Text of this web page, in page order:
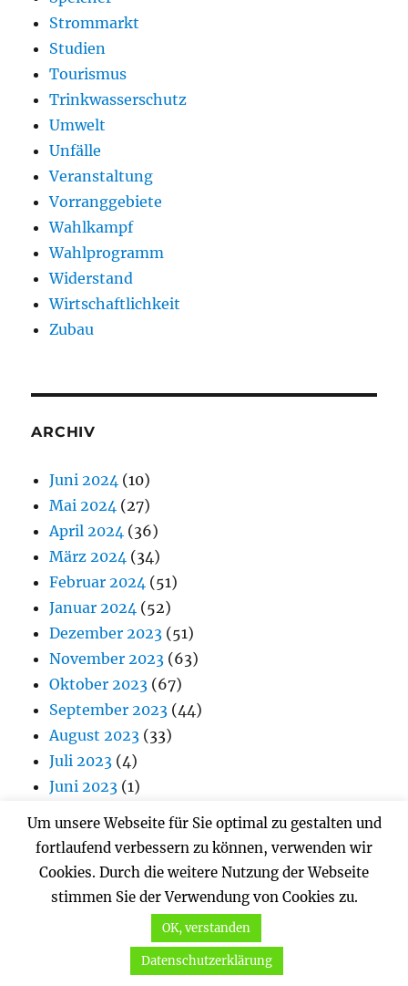
Strommarkt
Studien
Tourismus
Trinkwasserschutz
Umwelt
Unfälle
Veranstaltung
Vorranggebiete
Wahlkampf
Wahlprogramm
Widerstand
Wirtschaftlichkeit
Zubau
ARCHIV
Juni 2024 (10)
Mai 2024 (27)
April 2024 (36)
März 2024 (34)
Februar 2024 (51)
Januar 2024 (52)
Dezember 2023 (51)
November 2023 (63)
Oktober 2023 (67)
September 2023 (44)
August 2023 (33)
Juli 2023 (4)
Juni 2023 (1)
(56)
April 2023
(87)
März 2023
(62)
Februar 2023(53)
(71)
Dezember 2022(90)
November 2022(98)
Um unsere Webseite für Sie optimal zu gestalten und
fortlaufend verbessern zu können, verwenden wir
Cookies. Durch die weitere Nutzung der Webseite
stimmen Sie der Verwendung von Cookies zu.
OK, verstanden
Datenschutzerklärung